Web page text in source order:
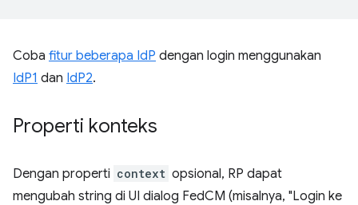
Coba fitur beberapa IdP dengan login menggunakan
IdP1 dan IdP2.
Properti konteks
Dengan properti context opsional, RP dapat
mengubah string di UI dialog FedCM (misalnya, "Login ke